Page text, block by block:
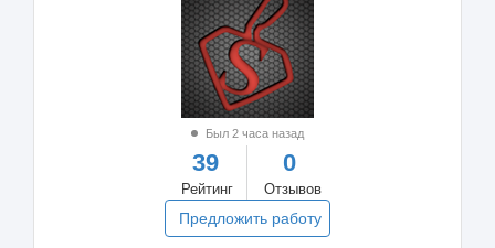
Был 2 часа назад
39
Рейтинг
0
Отзывов
Предложить работу